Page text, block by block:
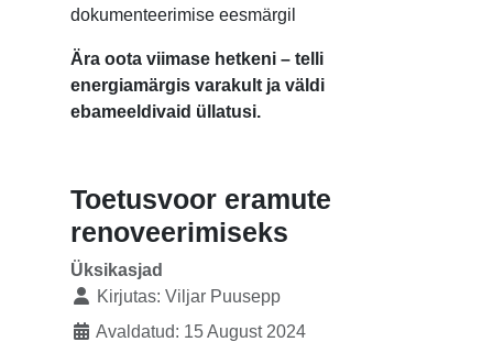
dokumenteerimise eesmärgil
Ära oota viimase hetkeni – telli
energiamärgis varakult ja väldi
ebameeldivaid üllatusi.
Toetusvoor eramute
renoveerimiseks
Üksikasjad
Kirjutas: Viljar Puusepp
Avaldatud: 15 August 2024